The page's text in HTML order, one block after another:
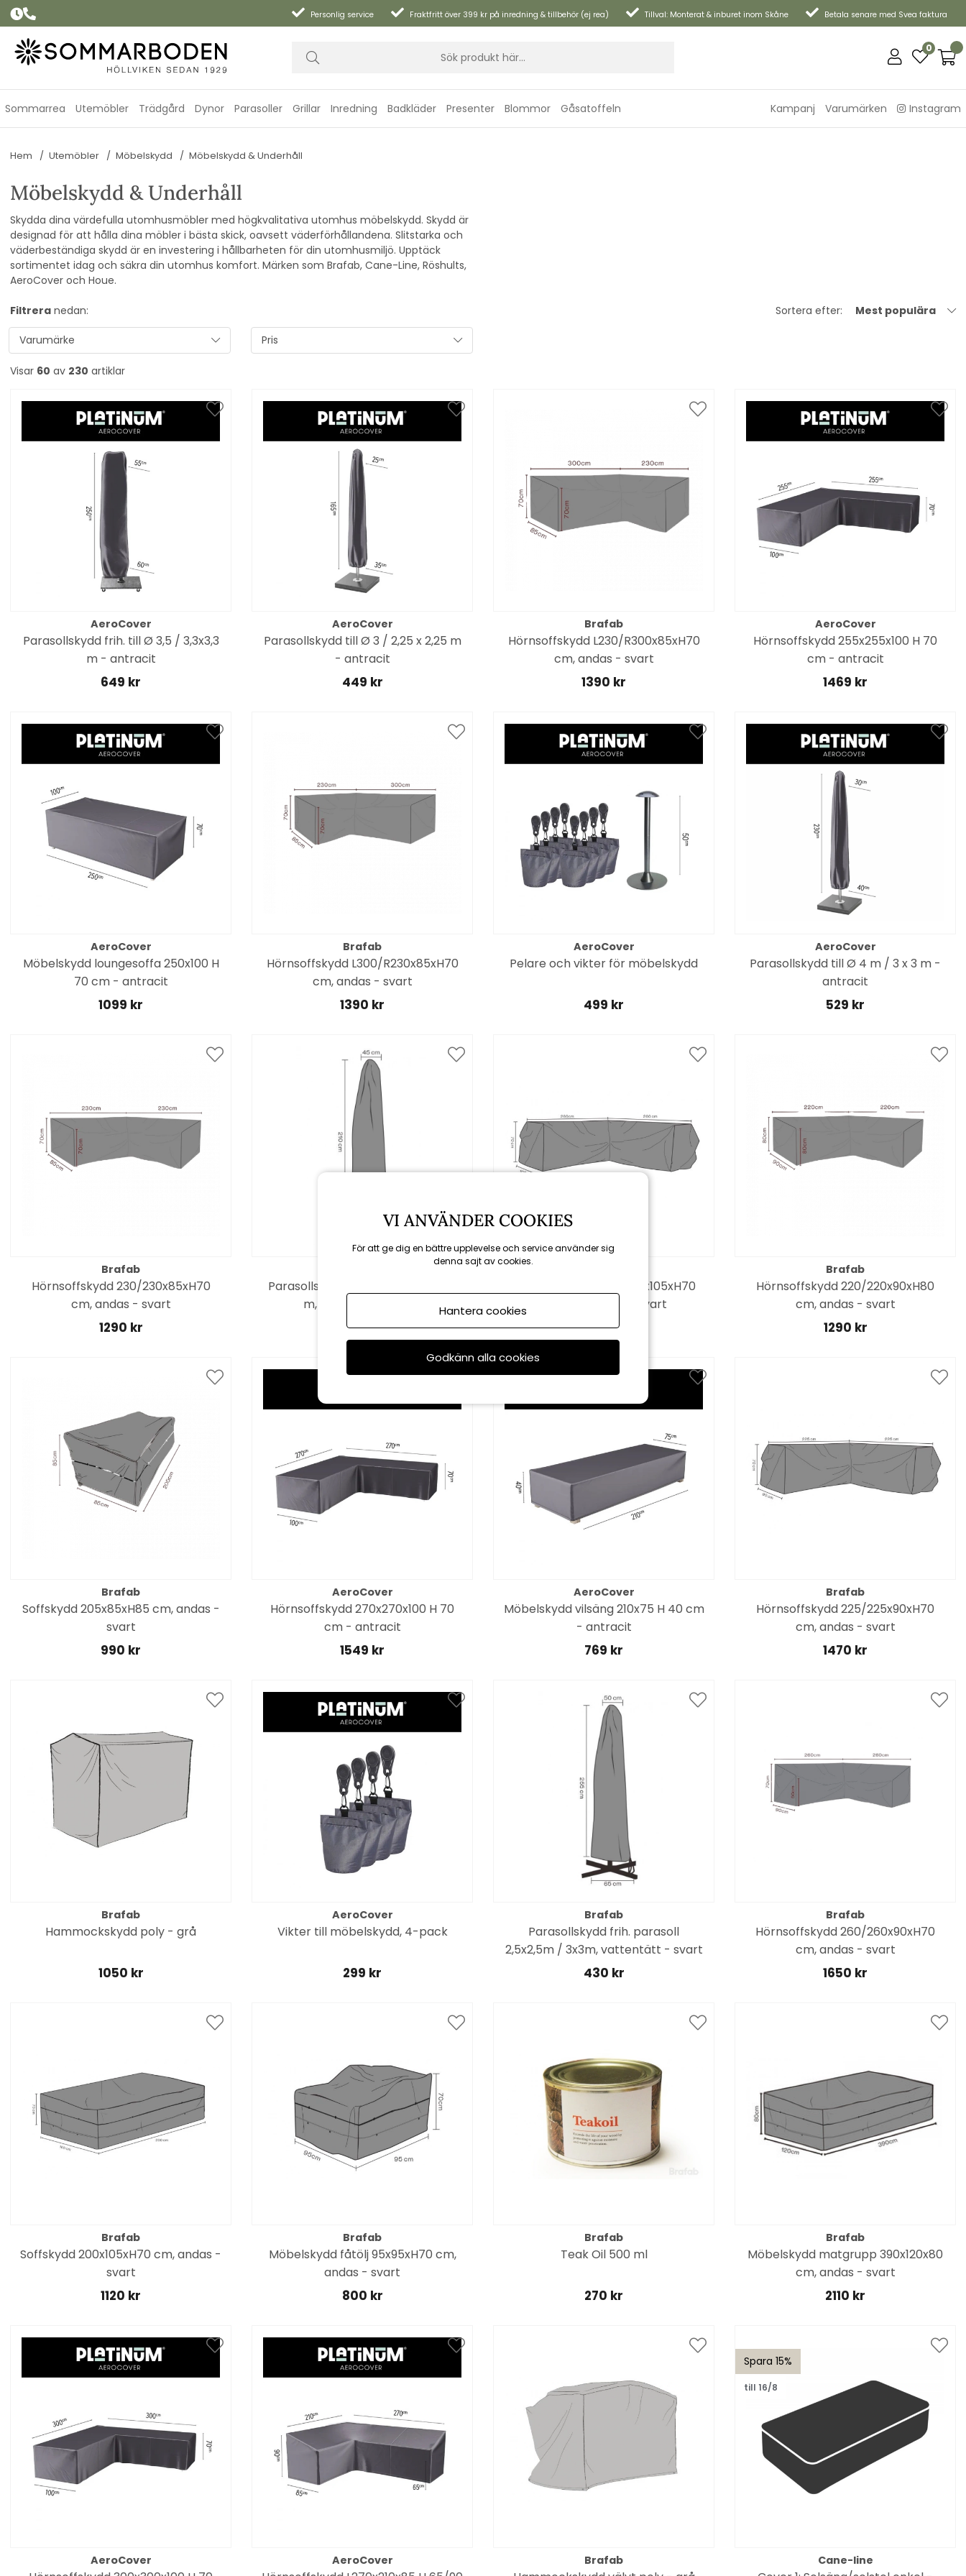
Personlig service Fraktfritt över 399 kr på inredning & tillbehör (ej rea) Tillval: Monterat & inburet inom Skåne Betala senare med Svea faktura
0
Sommarrea Utemöbler Trädgård Dynor Parasoller Grillar Inredning Badkläder Presenter Blommor Gåsatoffeln Kampanj Varumärken Instagram
Hem Utemöbler Möbelskydd Möbelskydd & Underhåll
Möbelskydd & Underhåll
Skydda dina värdefulla utomhusmöbler med högkvalitativa utomhus möbelskydd. Skydd är
designad för att hålla dina möbler i bästa skick, oavsett väderförhållandena. Slitstarka och
väderbeständiga skydd är en investering i hållbarheten för din utomhusmiljö. Upptäck
sortimentet idag och säkra din utomhus komfort. Märken som Brafab, Cane-Line, Röshults,
AeroCover och Houe.
Filtrera nedan: Sortera efter: Mest populära
Varumärke Pris
Visar 60 av 230 artiklar
AeroCover
Parasollskydd frih. till Ø 3,5 / 3,3x3,3
m - antracit
649 kr
AeroCover
Parasollskydd till Ø 3 / 2,25 x 2,25 m
- antracit
449 kr
Brafab
Hörnsoffskydd L230/R300x85xH70
cm, andas - svart
1390 kr
AeroCover
Hörnsoffskydd 255x255x100 H 70
cm - antracit
1469 kr
AeroCover
Möbelskydd loungesoffa 250x100 H
70 cm - antracit
1099 kr
Brafab
Hörnsoffskydd L300/R230x85xH70
cm, andas - svart
1390 kr
AeroCover
Pelare och vikter för möbelskydd
499 kr
AeroCover
Parasollskydd till Ø 4 m / 3 x 3 m -
antracit
529 kr
Brafab
Hörnsoffskydd 230/230x85xH70
cm, andas - svart
1290 kr
Parasollskydd till frih. parasoll Ø 3
m, vattentätt - svart
400 kr
Hörnsoffskydd 260/260x105xH70
cm, vattentätt - svart
1140 kr
Brafab
Hörnsoffskydd 220/220x90xH80
cm, andas - svart
1290 kr
Brafab
Soffskydd 205x85xH85 cm, andas -
svart
990 kr
AeroCover
Hörnsoffskydd 270x270x100 H 70
cm - antracit
1549 kr
AeroCover
Möbelskydd vilsäng 210x75 H 40 cm
- antracit
769 kr
Brafab
Hörnsoffskydd 225/225x90xH70
cm, andas - svart
1470 kr
Brafab
Hammockskydd poly - grå
1050 kr
AeroCover
Vikter till möbelskydd, 4-pack
299 kr
Brafab
Parasollskydd frih. parasoll
2,5x2,5m / 3x3m, vattentätt - svart
430 kr
Brafab
Hörnsoffskydd 260/260x90xH70
cm, andas - svart
1650 kr
Brafab
Soffskydd 200x105xH70 cm, andas -
svart
1120 kr
Brafab
Möbelskydd fåtölj 95x95xH70 cm,
andas - svart
800 kr
Brafab
Teak Oil 500 ml
270 kr
Brafab
Möbelskydd matgrupp 390x120x80
cm, andas - svart
2110 kr
AeroCover AeroCover Brafab
Spara 15%
till 16/8
Cane-line
VI ANVÄNDER COOKIES
För att ge dig en bättre upplevelse och service använder sig
denna sajt av cookies.
Hantera cookies
Godkänn alla cookies